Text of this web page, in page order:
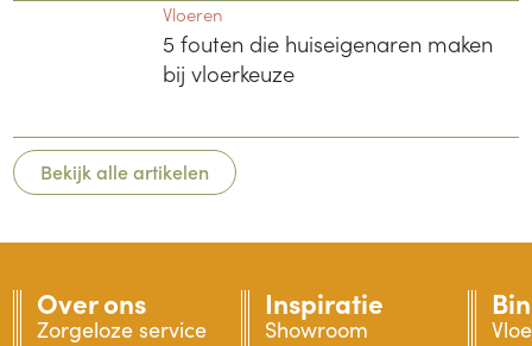
Vloeren
5 fouten die huiseigenaren maken
bij vloerkeuze
Bekijk alle artikelen
Over ons
Zorgeloze service
Inspiratie
Showroom